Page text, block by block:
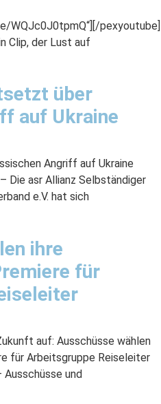
WQJc0J0tpmQ“][/pexyoutube]
Clip, der Lust auf
über
auf Ukraine
Angriff auf Ukraine
Die asr Allianz Selbständiger
e.V. hat sich
ihre
für
auf: Ausschüsse wählen
für Arbeitsgruppe Reiseleiter
Ausschüsse und